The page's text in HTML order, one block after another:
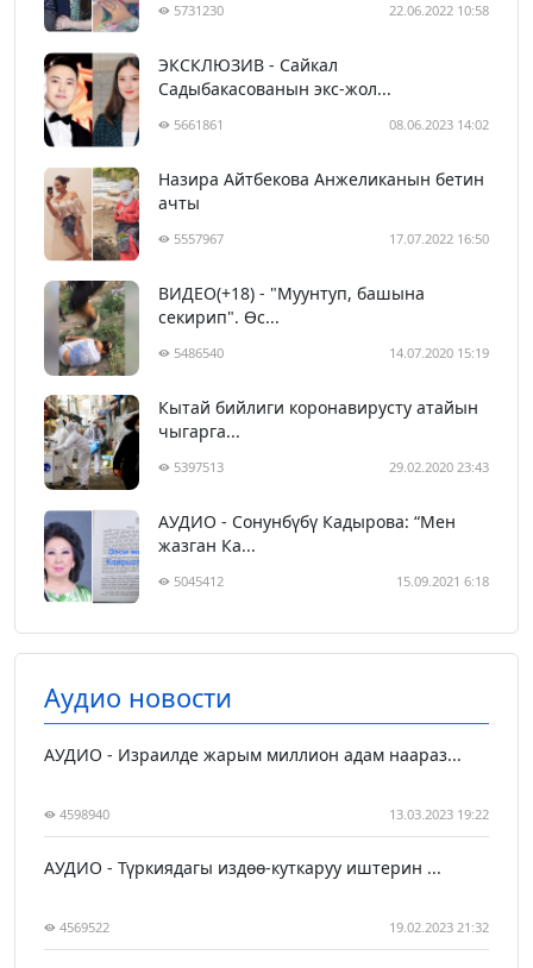
5731230 22.06.2022 10:58
ЭКСКЛЮЗИВ - Сайкал
Садыбакасованын экс-жол...
5661861 08.06.2023 14:02
Назира Айтбекова Анжеликанын бетин
ачты
5557967 17.07.2022 16:50
ВИДЕО(+18) - "Муунтуп, башына
секирип". Өс...
5486540 14.07.2020 15:19
Кытай бийлиги коронавирусту атайын
чыгарга...
5397513 29.02.2020 23:43
АУДИО - Сонунбүбү Кадырова: “Мен
жазган Ка...
5045412 15.09.2021 6:18
Аудио новости
АУДИО - Израилде жарым миллион адам наараз...
4598940 13.03.2023 19:22
АУДИО - Түркиядагы издөө-куткаруу иштерин ...
4569522 19.02.2023 21:32